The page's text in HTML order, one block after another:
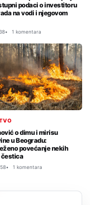
podaci o investitoru
na vodi i njegovom
1 komentara
o dimu i mirisu
u Beogradu:
povećanje nekih
čestica
1 komentara